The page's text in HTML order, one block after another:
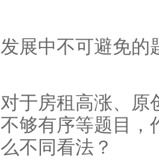
发展中不可避免的
对于房租高涨、原
不够有序等题目，
么不同看法？